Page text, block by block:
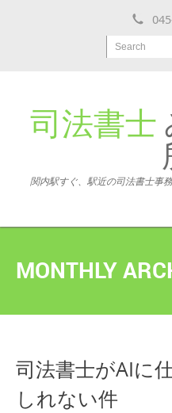
Search
司法書士
関内駅すぐ、駅近の司法書士事
MONTHLY
司法書士がAIに
しれない件